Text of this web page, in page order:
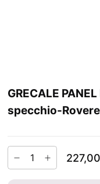
GRECALE
specchio-